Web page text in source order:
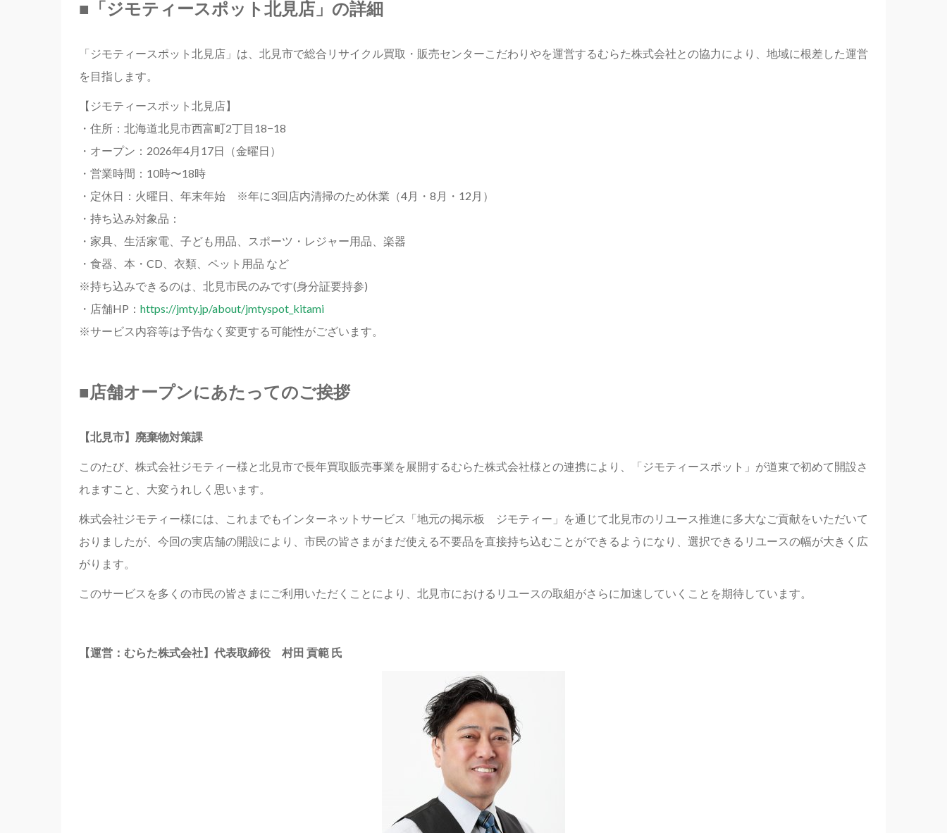
■ 「ジモティースポット北見店」の詳細
「ジモティースポット北見店」は、北見市で総合リサイクル買取・販売センターこだわりやを運営するむらた株式会社との協力により、地域に根差した運営
を目指します。
【ジモティースポット北見店】
・住所：北海道北見市西富町2丁目18−18
・オープン：2026年4月17日（金曜日）
・営業時間：10時〜18時
・定休日：火曜日、年末年始 ※年に3回店内清掃のため休業（4月・8月・12月）
・持ち込み対象品：
・家具、生活家電、子ども用品、スポーツ・レジャー用品、楽器
・食器、本・CD、衣類、ペット用品 など
※持ち込みできるのは、北見市民のみです(身分証要持参)
・店舗HP： https://jmty.jp/about/jmtyspot_kitami
※サービス内容等は予告なく変更する可能性がございます。
■店舗オープンにあたってのご挨拶
【北見市】廃棄物対策課
このたび、株式会社ジモティー様と北見市で長年買取販売事業を展開するむらた株式会社様との連携により、「ジモティースポット」が道東で初めて開設さ
れますこと、大変うれしく思います。
株式会社ジモティー様には、これまでもインターネットサービス「地元の掲示板 ジモティー」を通じて北見市のリユース推進に多大なご貢献をいただいて
おりましたが、今回の実店舗の開設により、市民の皆さまがまだ使える不要品を直接持ち込むことができるようになり、選択できるリユースの幅が大きく広
がります。
このサービスを多くの市民の皆さまにご利用いただくことにより、北見市におけるリユースの取組がさらに加速していくことを期待しています。
【運営：むらた株式会社】代表取締役 村田 貢範 氏